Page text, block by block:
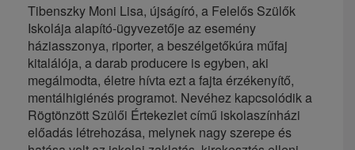
Tibenszky Moni Lisa, újságíró, a Felelős Szülők
Iskolája alapító-ügyvezetője az esemény
háziasszonya, riporter, a beszélgetőkúra műfaj
kitalálója, a darab producere is egyben, aki
megálmodta, életre hívta ezt a fajta érzékenyítő,
mentálhigiénés programot. Nevéhez kapcsolódik a
Rögtönzött Szülői Értekezlet című iskolaszínházi
előadás létrehozása, melynek nagy szerepe és